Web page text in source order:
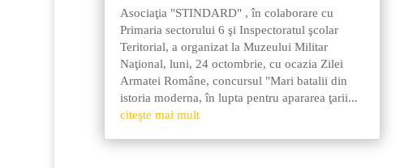
Asociaţia "STINDARD" , în colaborare cu
Primaria sectorului 6 şi Inspectoratul şcolar
Teritorial, a organizat la Muzeului Militar
Naţional, luni, 24 octombrie, cu ocazia Zilei
Armatei Române, concursul "Mari batalii din
istoria moderna, în lupta pentru apararea ţarii...
citește mai mult